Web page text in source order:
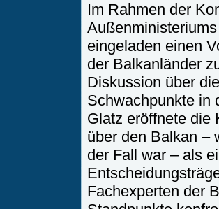
Im Rahmen der
eingeladen einen
der Balkanländer
Diskussion über
Schwachpunkte in
Glatz eröffnete die
über den Balkan –
der Fall war – als
Fachexperten der